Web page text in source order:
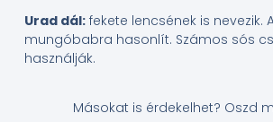
Urad dál:fekete lencsének is nevezik.
mungóbabra hasonlít. Számos sós
használják.
Másokat is érdekelhet? Oszd